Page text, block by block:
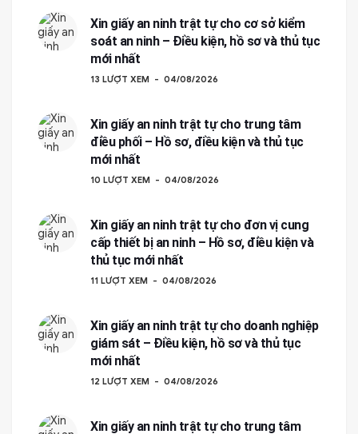
Xin giấy an ninh trật tự cho cơ sở kiểm
soát an ninh – Điều kiện, hồ sơ và thủ tục
mới nhất
13 LƯỢT XEM 04/08/2026
Xin giấy an ninh trật tự cho trung tâm
điều phối – Hồ sơ, điều kiện và thủ tục
mới nhất
10 LƯỢT XEM 04/08/2026
Xin giấy an ninh trật tự cho đơn vị cung
cấp thiết bị an ninh – Hồ sơ, điều kiện và
thủ tục mới nhất
11 LƯỢT XEM 04/08/2026
Xin giấy an ninh trật tự cho doanh nghiệp
giám sát – Điều kiện, hồ sơ và thủ tục
mới nhất
12 LƯỢT XEM 04/08/2026
Xin giấy an ninh trật tự cho trung tâm